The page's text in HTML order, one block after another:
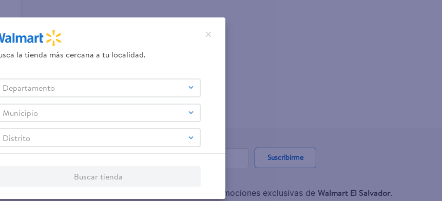
Suscribirme
, así como el envío de noticias y promociones exclusivas de Walmart El Salvador.
la tienda más cercana a tu localidad.
Departamento
Municipio
Distrito
Buscar tienda